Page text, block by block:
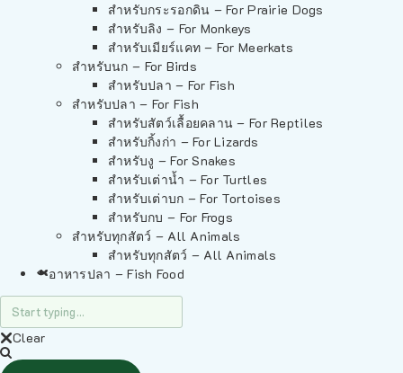
สำหรับกระรอกดิน – For Prairie Dogs
สำหรับลิง – For Monkeys
สำหรับเมียร์แคท – For Meerkats
สำหรับนก – For Birds
สำหรับปลา – For Fish
สำหรับปลา – For Fish
สำหรับสัตว์เลื้อยคลาน – For Reptiles
สำหรับกิ้งก่า – For Lizards
สำหรับงู – For Snakes
สำหรับเต่าน้ำ – For Turtles
สำหรับเต่าบก – For Tortoises
สำหรับกบ – For Frogs
สำหรับทุกสัตว์ – All Animals
สำหรับทุกสัตว์ – All Animals
อาหารปลา – Fish Food
Clear